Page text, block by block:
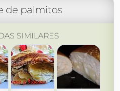
de palmitos
SIMILARES